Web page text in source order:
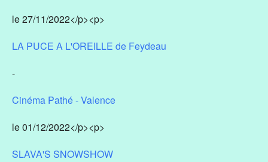
le 27/11/2022</p><p>
LA PUCE A L'OREILLE de Feydeau
-
Cinéma Pathé - Valence
le 01/12/2022</p><p>
SLAVA'S SNOWSHOW